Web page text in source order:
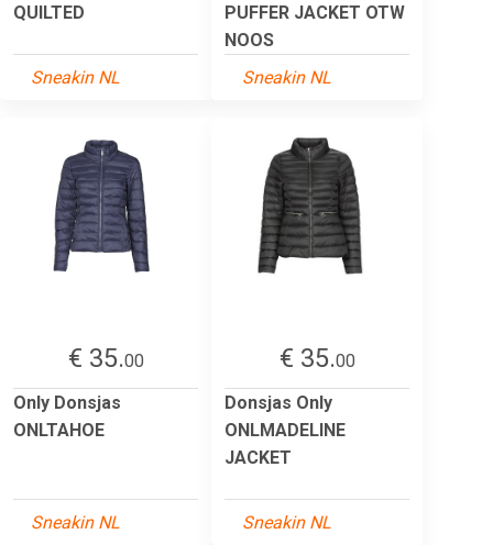
QUILTED
Sneakin NL
PUFFER JACKET OTW
NOOS
Sneakin NL
€ 35.00
Only Donsjas
ONLTAHOE
Sneakin NL
€ 35.00
Donsjas Only
ONLMADELINE
JACKET
Sneakin NL